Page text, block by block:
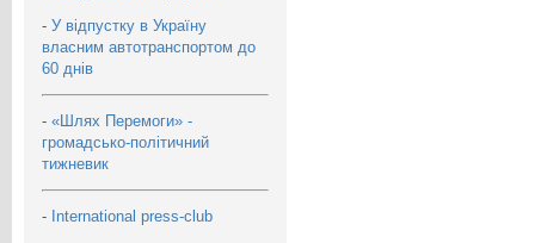
- У відпустку в Україну
власним автотранспортом до
60 днів
- «Шлях Перемоги» -
громадсько-політичний
тижневик
- International press-club